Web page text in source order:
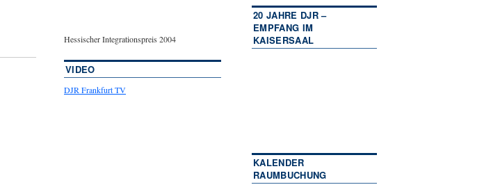
Hessischer Integrationspreis 2004
VIDEO
DJR Frankfurt TV
20 JAHRE DJR –
EMPFANG IM
KAISERSAAL
KALENDER
RAUMBUCHUNG